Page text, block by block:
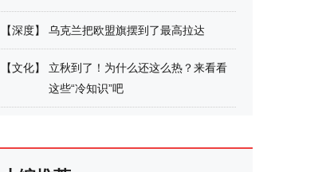
【深度】 乌克兰把欧盟旗摆到了最高拉达
【文化】
立秋到了！为什么还这么热？来看看
这些“冷知识”吧